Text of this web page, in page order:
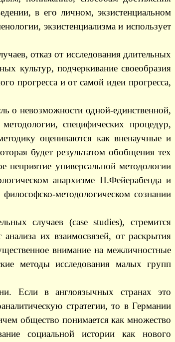
в его личном, экзистенциальном
экзистенциализма и использует
отказ от исследования длительных
культур, подчеркивание своеобразия
прогресса и от самой идеи прогресса,
о невозможности одной-единственной,
специфических процедур,
оцениваются как вненаучные и
будет результатом обобщения тех
неприятие универсальной методологии
анархизме П.Фейерабенда и
методологическом сознании
случаев (case studies), стремится
их взаимосвязей, от раскрытия
внимание на межличностные
методы исследования малых групп
Если в англоязычных странах это
стратегии, то в Германии
общество понимается как множество
социальной истории как нового